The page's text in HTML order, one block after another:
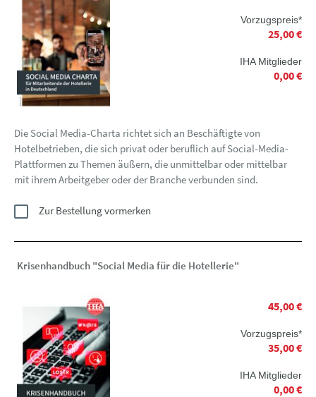
Vorzugspreis*
25,00 €
IHA Mitglieder
0,00 €
Die Social Media-Charta richtet sich an Beschäftigte von
Hotelbetrieben, die sich privat oder beruflich auf Social-Media-
Plattformen zu Themen äußern, die unmittelbar oder mittelbar
mit ihrem Arbeitgeber oder der Branche verbunden sind.
Zur Bestellung vormerken
Krisenhandbuch "Social Media für die Hotellerie"
45,00 €
Vorzugspreis*
35,00 €
IHA Mitglieder
0,00 €